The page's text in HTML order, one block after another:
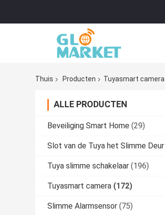
Thuis Producten Tuyasmart camera
ALLE PRODUCTEN
Beveiliging Smart Home (29)
Slot van de Tuya het Slimme Deur
Tuya slimme schakelaar (196)
Tuyasmart camera (172)
Slimme Alarmsensor (75)